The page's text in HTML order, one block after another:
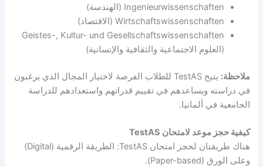
Ingenieurwissenschaften (الهندسة)
Wirtschaftswissenschaften (الاقتصاد)
Geistes-, Kultur- und Gesellschaftswissenschaften
(العلوم الاجتماعية والثقافية والإنسانية)
ملاحظة:
يتيح TestAS للطلاب الفرصة لاختيار المجال الذي يرغبون
في دراسته ويساعدهم في تقييم قدراتهم واستعدادهم للدراسة
الجامعية في ألمانيا.
كيفية حجز موعد لامتحان TestAS
هناك طريقتان لحجز امتحان TestAS: الطريقة الرقمية (Digital)
وعلى الورق (Paper-based).